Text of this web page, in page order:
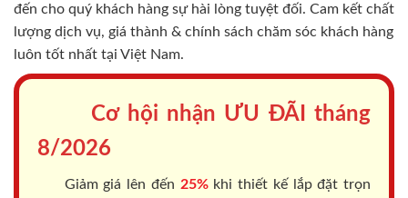
đến cho quý khách hàng sự hài lòng tuyệt đối. Cam kết chất
lượng dịch vụ, giá thành & chính sách chăm sóc khách hàng
luôn tốt nhất tại Việt Nam.
Cơ hội nhận ƯU ĐÃI tháng
8/2026
Giảm giá lên đến 25%khi thiết kế lắp đặt trọn